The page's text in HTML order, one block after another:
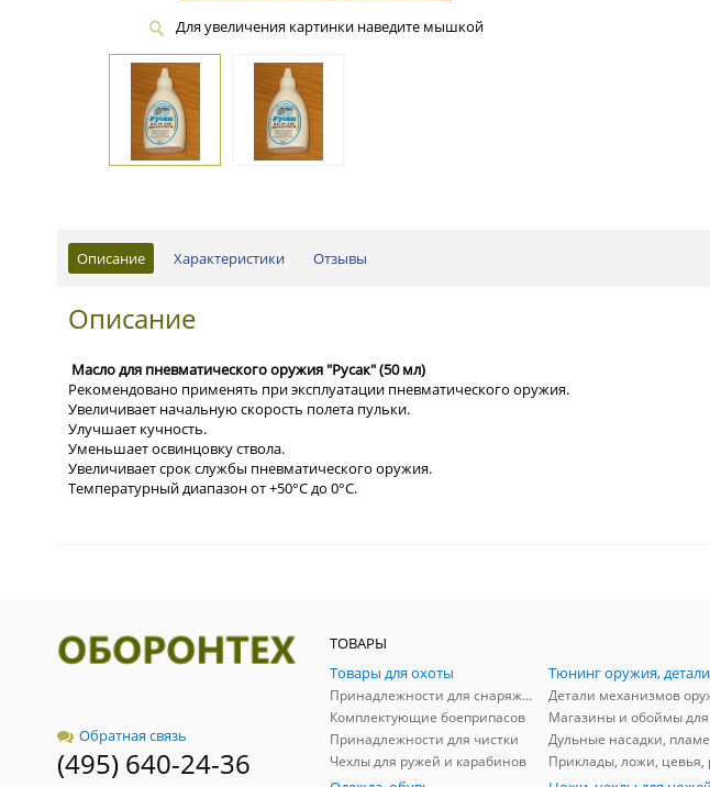
Для увеличения картинки наведите мышкой
Описание Характеристики Отзывы
Описание
Масло для пневматического оружия "Русак" (50 мл)
Рекомендовано применять при эксплуатации пневматического оружия.
Увеличивает начальную скорость полета пульки.
Улучшает кучность.
Уменьшает освинцовку ствола.
Увеличивает срок службы пневматического оружия.
Температурный диапазон от +50°С до 0°С.
Обратная связь
(495) 640-24-36
ТОВАРЫ
Товары для охоты
Принадлежности для снаряжения
Комплектующие боеприпасов
Принадлежности для чистки
Чехлы для ружей и карабинов
Детали механизмов